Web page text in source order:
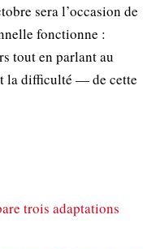
sera l’occasion de
fonctionne :
tout en parlant au
la difficulté — de cette
trois adaptations